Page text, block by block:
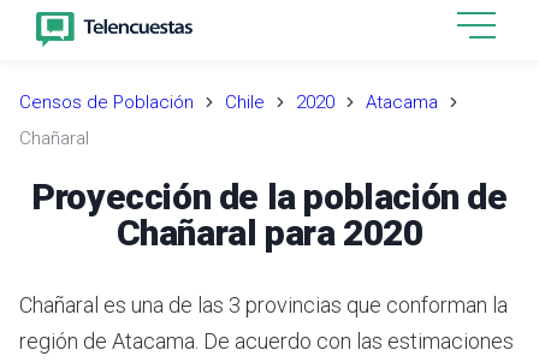
Censos de Población Chile 2020
Atacama
Chañaral
Proyección de la población de
Chañaral para 2020
Chañaral es una de las 3 provincias que conforman la
región de Atacama. De acuerdo con las estimaciones